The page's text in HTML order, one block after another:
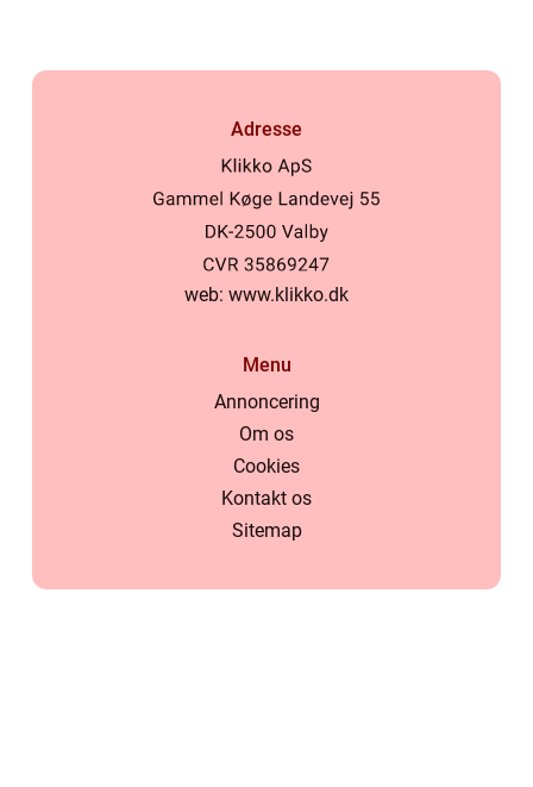
Adresse
web: www.klikko.dk
Menu
Annoncering
Om os
Cookies
Kontakt os
Sitemap